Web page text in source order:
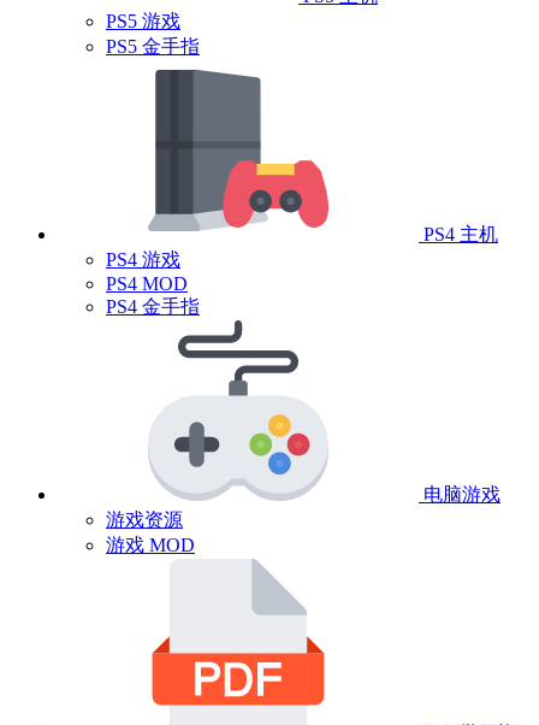
PS5 游戏
PS5 金手指
PS4 主机
PS4 游戏
PS4 MOD
PS4 金手指
电脑游戏
游戏资源
游戏 MOD